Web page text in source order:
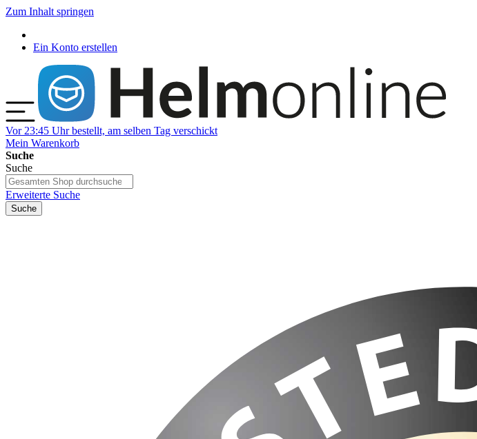
Zum Inhalt springen
Ein Konto erstellen
Vor 23:45 Uhr bestellt, am selben Tag verschickt
Mein Warenkorb
Suche
Suche
Erweiterte Suche
Suche